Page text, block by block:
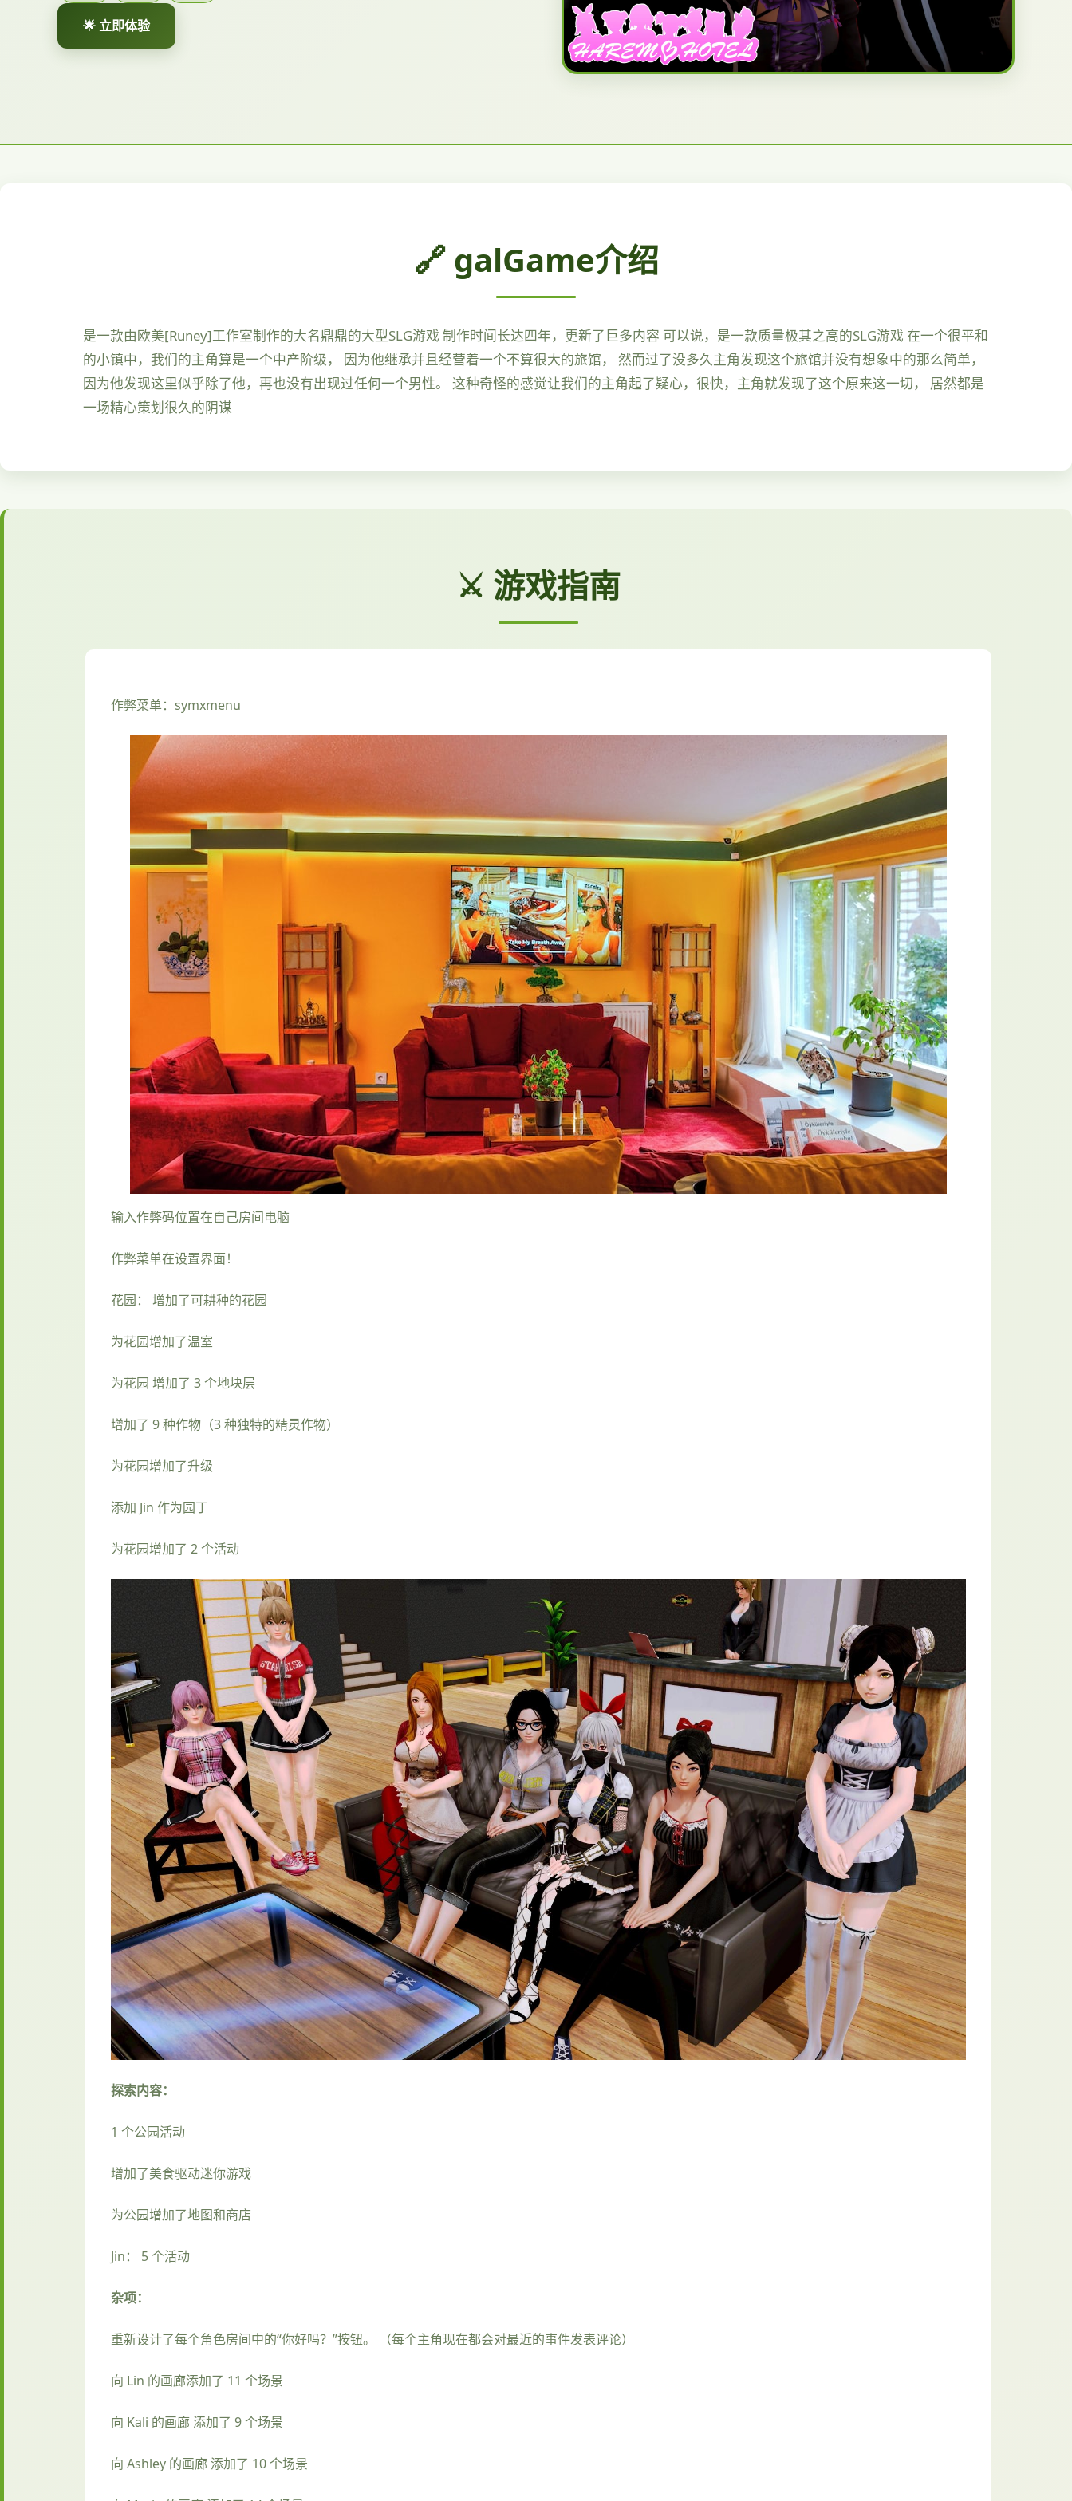
🌟 立即体验
🔗 galGame介绍
是一款由欧美[Runey]工作室制作的大名鼎鼎的大型SLG游戏 制作时间长达四年，更新了巨多内容 可以说，是一款质量极其之高的SLG游戏 在一个很平和
的小镇中，我们的主角算是一个中产阶级， 因为他继承并且经营着一个不算很大的旅馆， 然而过了没多久主角发现这个旅馆并没有想象中的那么简单，
因为他发现这里似乎除了他，再也没有出现过任何一个男性。 这种奇怪的感觉让我们的主角起了疑心，很快，主角就发现了这个原来这一切， 居然都是
一场精心策划很久的阴谋
⚔️ 游戏指南
作弊菜单：symxmenu
输入作弊码位置在自己房间电脑
作弊菜单在设置界面！
花园： 增加了可耕种的花园
为花园增加了温室
为花园 增加了 3 个地块层
增加了 9 种作物（3 种独特的精灵作物）
为花园增加了升级
添加 Jin 作为园丁
为花园增加了 2 个活动
探索内容：
1 个公园活动
增加了美食驱动迷你游戏
为公园增加了地图和商店
Jin： 5 个活动
杂项：
重新设计了每个角色房间中的“你好吗？”按钮。 （每个主角现在都会对最近的事件发表评论）
向 Lin 的画廊添加了 11 个场景
向 Kali 的画廊 添加了 9 个场景
向 Ashley 的画廊 添加了 10 个场景